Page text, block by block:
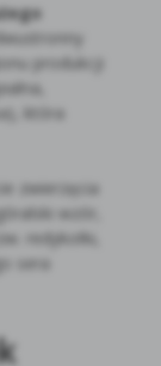
produkcji
która
zwierzęcia
wzór,
redykołki,
sera